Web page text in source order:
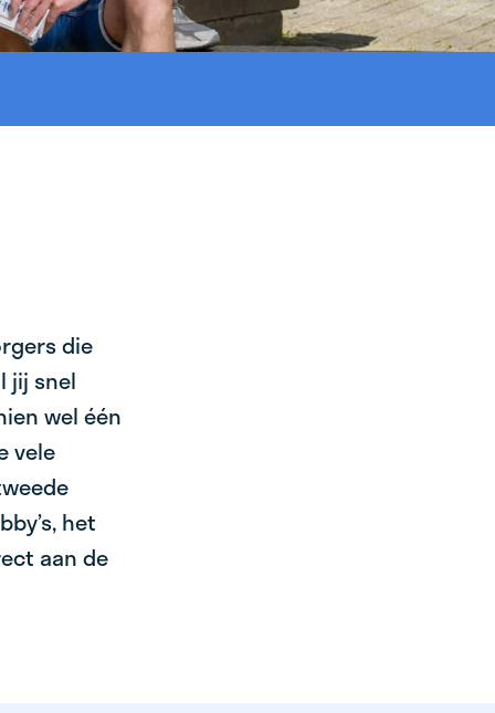
die
jij snel
wel één
vele
het
aan de